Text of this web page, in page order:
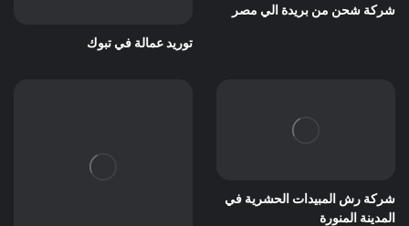
شركة شحن من بريدة الي مصر
توريد عمالة في تبوك
شركة رش المبيدات الحشرية في
المدينة المنورة